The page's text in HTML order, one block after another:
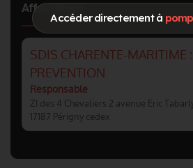
Accéder directement à
Affectation
SDIS CHARENTE-MARITIME
PREVENTION
Responsable
ZI des 4 Chevaliers 2 avenue Eric
17187 Périgny cedex